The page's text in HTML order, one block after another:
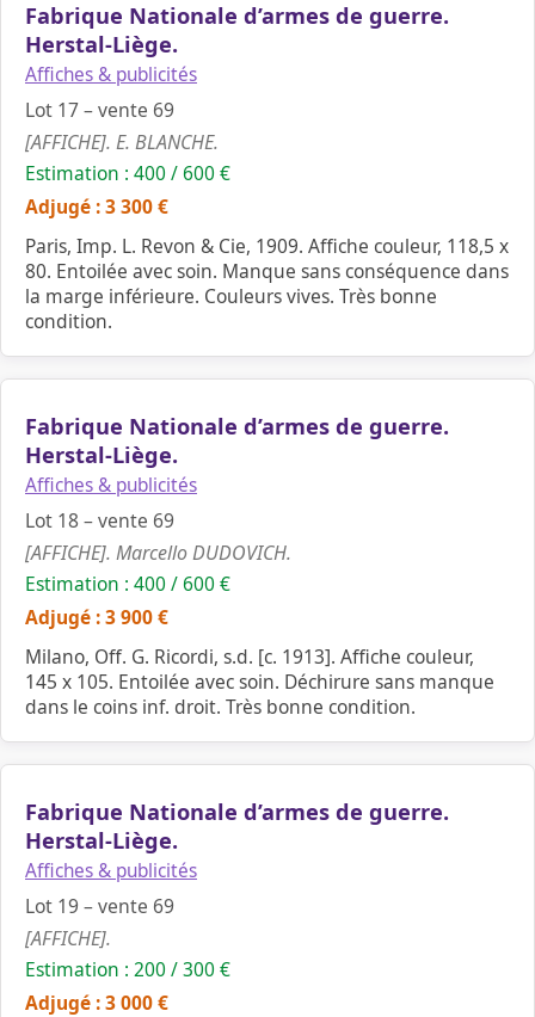
Fabrique Nationale d’armes de guerre.
Herstal-Liège.
Affiches & publicités
Lot 17 – vente 69
[AFFICHE]. E. BLANCHE.
Estimation : 400 / 600 €
Adjugé : 3 300 €
Paris, Imp. L. Revon & Cie, 1909. Affiche couleur, 118,5 x
80. Entoilée avec soin. Manque sans conséquence dans
la marge inférieure. Couleurs vives. Très bonne
condition.
Fabrique Nationale d’armes de guerre.
Herstal-Liège.
Affiches & publicités
Lot 18 – vente 69
[AFFICHE]. Marcello DUDOVICH.
Estimation : 400 / 600 €
Adjugé : 3 900 €
Milano, Off. G. Ricordi, s.d. [c. 1913]. Affiche couleur,
145 x 105. Entoilée avec soin. Déchirure sans manque
dans le coins inf. droit. Très bonne condition.
Fabrique Nationale d’armes de guerre.
Herstal-Liège.
Affiches & publicités
Lot 19 – vente 69
[AFFICHE].
Estimation : 200 / 300 €
Adjugé : 3 000 €